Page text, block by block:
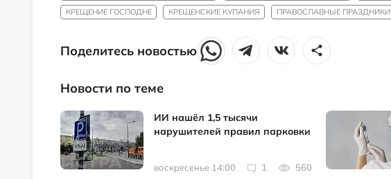
КРЕЩЕНИЕ ГОСПОДНЕ
КРЕЩЕНСКИЕ КУПАНИЯ ПРАВОСЛАВНЫЕ ПРАЗДНИКИ
Поделитесь новостью
Новости по теме
ИИ нашёл 1,5 тысячи
нарушителей правил парковки
воскресенье 14:00 1 560